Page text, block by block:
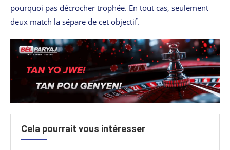
pourquoi pas décrocher trophée. En tout cas, seulement
deux match la sépare de cet objectif.
Cela pourrait vous intéresser